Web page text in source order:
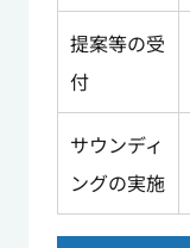
提案等の受
付
サウンディ
ングの実施